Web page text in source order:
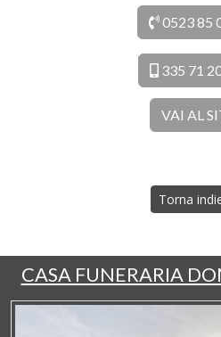
0523 85
335 71
VAI AL
Torna
CASA FUNERARIA